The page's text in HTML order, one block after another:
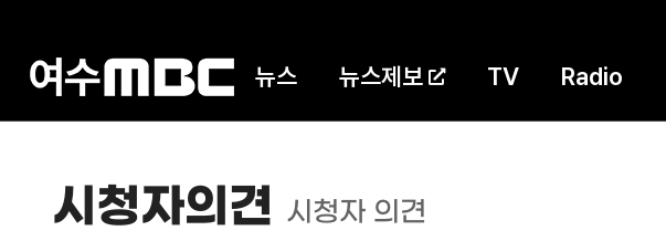
뉴스 뉴스제보 TV Radio
시청자의견 시청자 의견